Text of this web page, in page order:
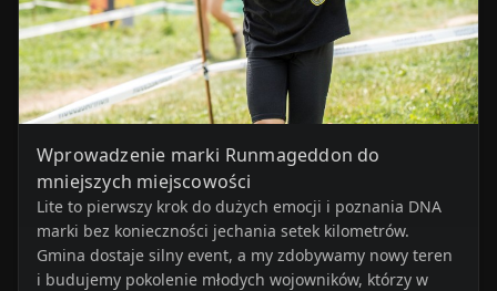
Wprowadzenie marki Runmageddon do
mniejszych miejscowości
Lite to pierwszy krok do dużych emocji i poznania DNA
marki bez konieczności jechania setek kilometrów.
Gmina dostaje silny event, a my zdobywamy nowy teren
i budujemy pokolenie młodych wojowników, którzy w